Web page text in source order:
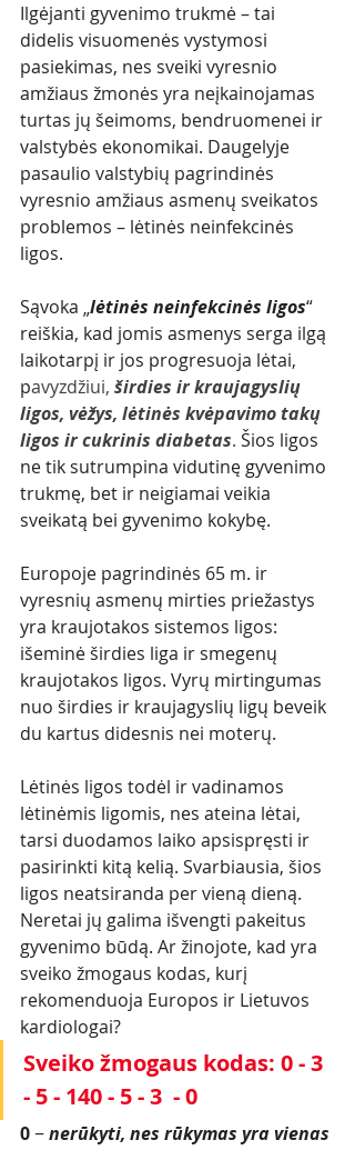
Ilgėjanti gyvenimo trukmė – tai
didelis visuomenės vystymosi
pasiekimas, nes sveiki vyresnio
amžiaus žmonės yra neįkainojamas
turtas jų šeimoms, bendruomenei ir
valstybės ekonomikai. Daugelyje
pasaulio valstybių pagrindinės
vyresnio amžiaus asmenų sveikatos
problemos – lėtinės neinfekcinės
ligos.
Sąvoka „lėtinės neinfekcinės ligos“
reiškia, kad jomis asmenys serga ilgą
laikotarpį ir jos progresuoja lėtai,
pavyzdžiui, širdies ir kraujagyslių
ligos, vėžys, lėtinės kvėpavimo takų
ligos ir cukrinis diabetas. Šios ligos
ne tik sutrumpina vidutinę gyvenimo
trukmę, bet ir neigiamai veikia
sveikatą bei gyvenimo kokybę.
Europoje pagrindinės 65 m. ir
vyresnių asmenų mirties priežastys
yra kraujotakos sistemos ligos:
išeminė širdies liga ir smegenų
kraujotakos ligos. Vyrų mirtingumas
nuo širdies ir kraujagyslių ligų beveik
du kartus didesnis nei moterų.
Lėtinės ligos todėl ir vadinamos
lėtinėmis ligomis, nes ateina lėtai,
tarsi duodamos laiko apsispręsti ir
pasirinkti kitą kelią. Svarbiausia, šios
ligos neatsiranda per vieną dieną.
Neretai jų galima išvengti pakeitus
gyvenimo būdą. Ar žinojote, kad yra
sveiko žmogaus kodas, kurį
rekomenduoja Europos ir Lietuvos
kardiologai?
Sveiko žmogaus kodas: 0 - 3
- 5 - 140 - 5 - 3  - 0
0 − nerūkyti, nes rūkymas yra vienas